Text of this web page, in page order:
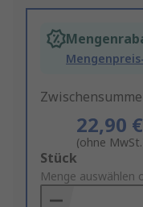
22,90 €
(ohne
Add
to
Basket
Stück
Menge auswählen